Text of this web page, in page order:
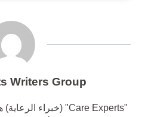
Writers Group